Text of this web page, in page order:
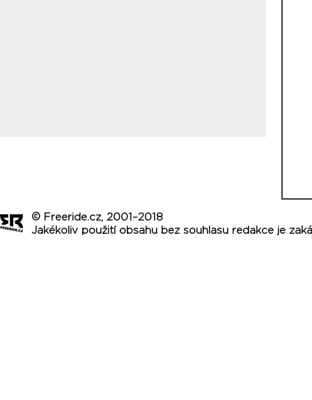
© Freeride.cz, 2001–2018
Jakékoliv použití obsahu bez souhlasu redakce je